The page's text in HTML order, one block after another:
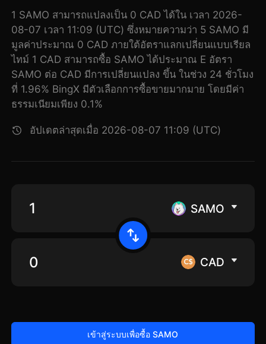
1 SAMO สามารถแปลงเป็น 0 CAD ได้ใน เวลา 2026-
08-07 เวลา 11:09 (UTC) ซึ่งหมายความว่า 5 SAMO มี
มูลค่าประมาณ 0 CAD ภายใต้อัตราแลกเปลี่ยนแบบเรียล
ไทม์ 1 CAD สามารถซื้อ SAMO ได้ประมาณ E อัตรา
SAMO ต่อ CAD มีการเปลี่ยนแปลง ขึ้น ในช่วง 24 ชั่วโมง
ที่ 1.96% BingX มีตัวเลือกการซื้อขายมากมาย โดยมีค่า
ธรรมเนียมเพียง 0.1%
อัปเดตล่าสุดเมื่อ 2026-08-07 11:09 (UTC)
SAMO
CAD
เข้าสู่ระบบเพื่อซื้อ SAMO